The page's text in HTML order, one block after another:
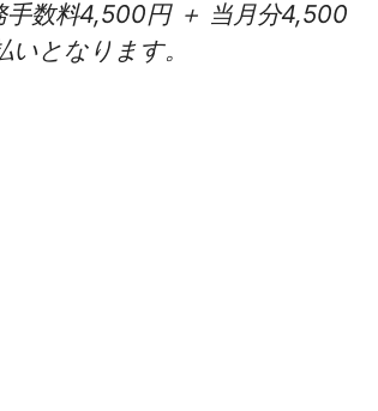
手数料4,500円 ＋ 当月分4,500
となります。